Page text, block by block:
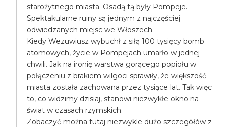
starożytnego miasta. Osadą tą były Pompeje.
Spektakularne ruiny są jednym z najczęściej
odwiedzanych miejsc we Włoszech.
Kiedy Wezuwiusz wybuchł z siłą 100 tysięcy bomb
atomowych, życie w Pompejach umarło w jednej
chwili. Jak na ironię warstwa gorącego popiołu w
połączeniu z brakiem wilgoci sprawiły, że większość
miasta została zachowana przez tysiące lat. Tak więc
to, co widzimy dzisiaj, stanowi niezwykłe okno na
świat w czasach rzymskich.
Zobaczyć można tutaj niezwykle dużo szczegółów z